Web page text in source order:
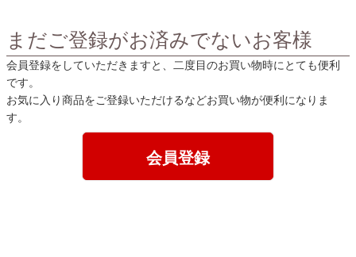
まだご登録がお済みでないお客様
会員登録をしていただきますと、二度目のお買い物時にとても便利
です。
お気に入り商品をご登録いただけるなどお買い物が便利になりま
す。
会員登録